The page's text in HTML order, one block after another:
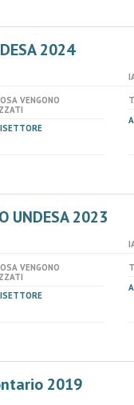
2024
VENGONO
UNDESA 2023
VENGONO
2019